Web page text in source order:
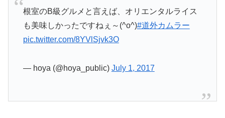
根室のB級グルメと言えば、オリエンタルライス
も美味しかったですねぇ～(^o^)#道外カムラー
pic.twitter.com/8YVlSjvk3O
— hoya (@hoya_public) July 1, 2017